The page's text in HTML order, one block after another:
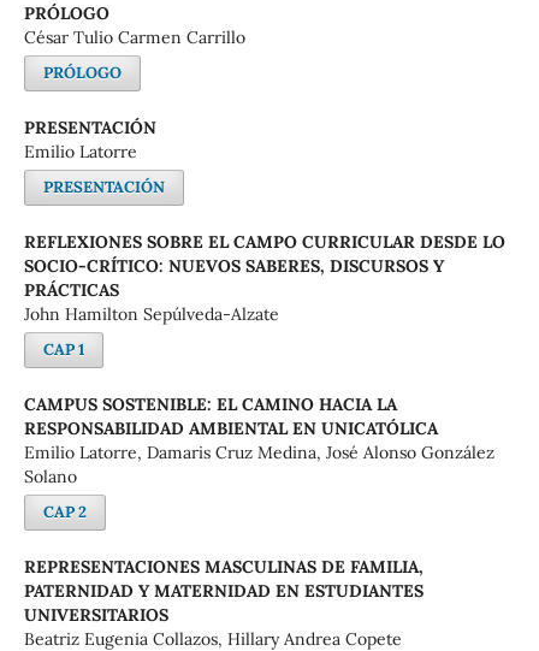
PRÓLOGO
César Tulio Carmen Carrillo
PRÓLOGO
PRESENTACIÓN
Emilio Latorre
PRESENTACIÓN
REFLEXIONES SOBRE EL CAMPO CURRICULAR DESDE LO
SOCIO-CRÍTICO: NUEVOS SABERES, DISCURSOS Y
PRÁCTICAS
John Hamilton Sepúlveda-Alzate
CAP 1
CAMPUS SOSTENIBLE: EL CAMINO HACIA LA
RESPONSABILIDAD AMBIENTAL EN UNICATÓLICA
Emilio Latorre, Damaris Cruz Medina, José Alonso González
Solano
CAP 2
REPRESENTACIONES MASCULINAS DE FAMILIA,
PATERNIDAD Y MATERNIDAD EN ESTUDIANTES
UNIVERSITARIOS
Beatriz Eugenia Collazos, Hillary Andrea Copete